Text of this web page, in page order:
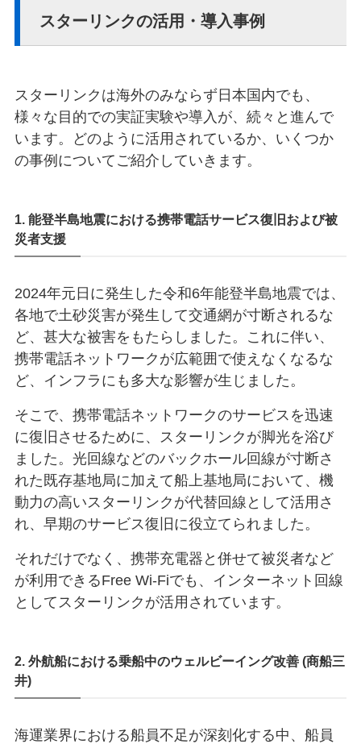
スターリンクの活用・導入事例
スターリンクは海外のみならず日本国内でも、
様々な目的での実証実験や導入が、続々と進んで
います。どのように活用されているか、いくつか
の事例についてご紹介していきます。
1. 能登半島地震における携帯電話サービス復旧および被
災者支援
2024年元日に発生した令和6年能登半島地震では、
各地で土砂災害が発生して交通網が寸断されるな
ど、甚大な被害をもたらしました。これに伴い、
携帯電話ネットワークが広範囲で使えなくなるな
ど、インフラにも多大な影響が生じました。
そこで、携帯電話ネットワークのサービスを迅速
に復旧させるために、スターリンクが脚光を浴び
ました。光回線などのバックホール回線が寸断さ
れた既存基地局に加えて船上基地局において、機
動力の高いスターリンクが代替回線として活用さ
れ、早期のサービス復旧に役立てられました。
それだけでなく、携帯充電器と併せて被災者など
が利用できるFree Wi-Fiでも、インターネット回線
としてスターリンクが活用されています。
2. 外航船における乗船中のウェルビーイング改善 (商船三
井)
海運業界における船員不足が深刻化する中、船員